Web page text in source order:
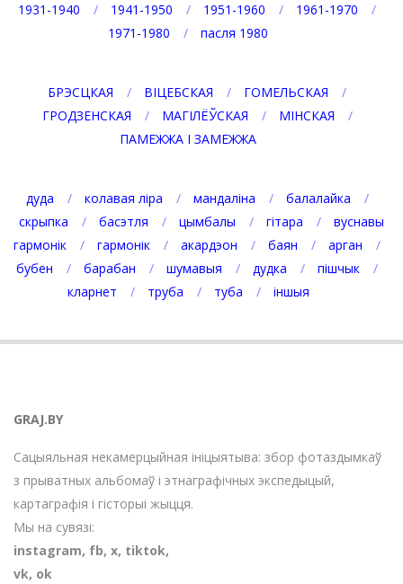
1931-1940
1941-1950 1951-1960
1961-1970
1971-1980
пасля 1980
БРЭСЦКАЯ ВІЦЕБСКАЯ
ГОМЕЛЬСКАЯ
ГРОДЗЕНСКАЯ
МАГІЛЁЎСКАЯ
МІНСКАЯ
ПАМЕЖЖА І ЗАМЕЖЖА
дуда колавая ліра мандаліна
балалайка
скрыпка
басэтля цымбалы гітара
вуснавы
гармонік
гармонік акардэон баян
арган
бубен
барабан шумавыя дудка
пішчык
кларнет
труба туба іншыя
GRAJ.BY
Сацыяльная некамерцыйная ініцыятыва: збор фотаздымкаў
з прыватных альбомаў і этнаграфічных экспедыцый,
картаграфія і гісторыі жыцця.
Мы на сувязі:
instagram, fb, х, tiktok,
vk, ok